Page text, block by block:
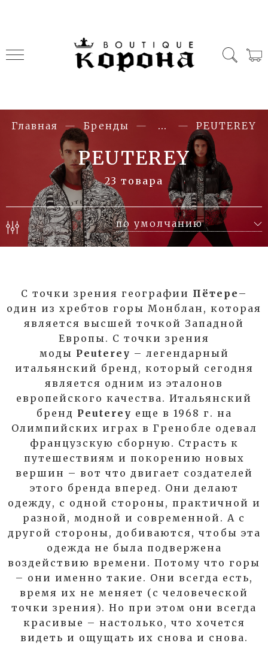
Главная Бренды ... PEUTEREY
PEUTEREY
23 товара
С точки зрения географии Пётере –
один из хребтов горы Монблан, которая
является высшей точкой Западной
Европы. С точки зрения
моды Peuterey – легендарный
итальянский бренд, который сегодня
является одним из эталонов
европейского качества. Итальянский
бренд Peuterey еще в 1968 г. на
Олимпийских играх в Гренобле одевал
французскую сборную. Страсть к
путешествиям и покорению новых
вершин – вот что двигает создателей
этого бренда вперед. Они делают
одежду, с одной стороны, практичной и
разной, модной и современной. А с
другой стороны, добиваются, чтобы эта
одежда не была подвержена
воздействию времени. Потому что горы
– они именно такие. Они всегда есть,
время их не меняет (с человеческой
точки зрения). Но при этом они всегда
красивые – настолько, что хочется
видеть и ощущать их снова и снова.